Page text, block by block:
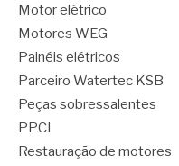
Motor elétrico
Motores WEG
Painéis elétricos
Parceiro Watertec KSB
Peças sobressalentes
PPCI
Restauração de motores